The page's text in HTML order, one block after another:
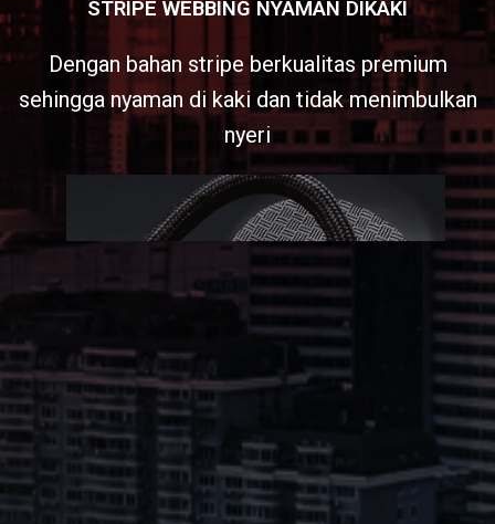
STRIPE WEBBING NYAMAN DIKAKI
Dengan bahan stripe berkualitas premium
sehingga nyaman di kaki dan tidak menimbulkan
nyeri